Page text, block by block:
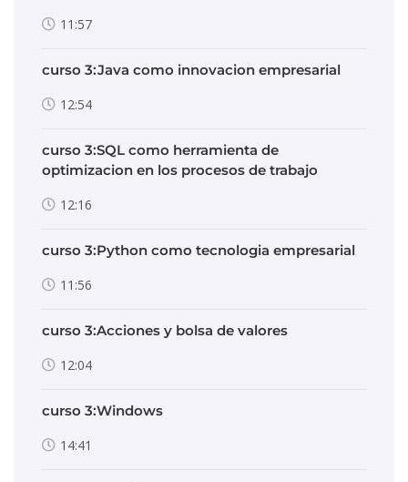
11:57
curso 3:Java como innovacion empresarial
12:54
curso 3:SQL como herramienta de
optimizacion en los procesos de trabajo
12:16
curso 3:Python como tecnologia empresarial
11:56
curso 3:Acciones y bolsa de valores
12:04
curso 3:Windows
14:41